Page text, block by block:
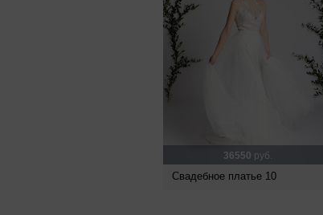
36550 руб.
Свадебное платье 10